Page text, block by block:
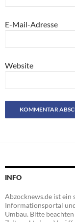
E-Mail-Adresse
Website
INFO
Abzocknews.de ist ein
Informationsportal
Umbau. Bitte